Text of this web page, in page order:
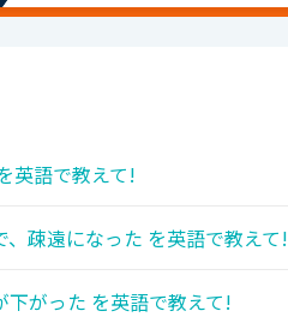
英語で教えて!
疎遠になった を英語で教えて!
がった を英語で教えて!